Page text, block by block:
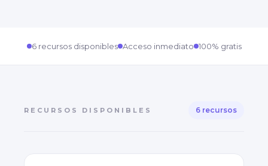
6 recursos disponibles Acceso inmediato 100% gratis
RECURSOS DISPONIBLES 6 recursos